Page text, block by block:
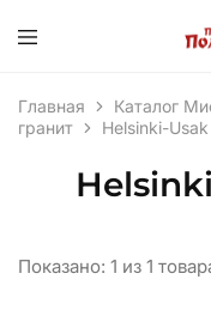
Главная Каталог
гранит
Helsinki-
Показано: 1 из 1